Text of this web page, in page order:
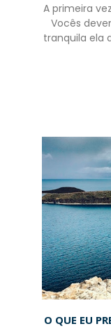
A primeira
Vocês
tranquila ela
O QUE EU